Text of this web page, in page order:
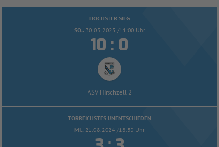
HÖCHSTER SIEG
SO.. 30.03.2025 /11:00 Uhr
 : 
ASV Hirschzell 2
TORREICHSTES UNENTSCHIEDEN
MI.. 21.08.2024 /18:30 Uhr